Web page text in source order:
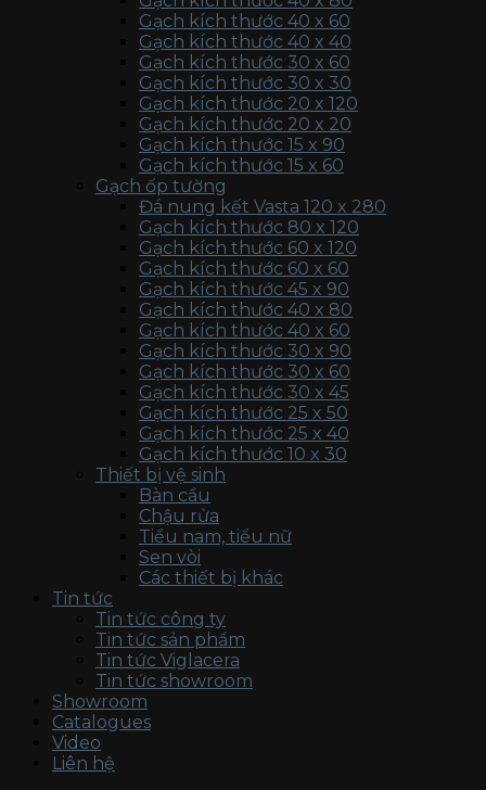
Gạch kích thước 40 x 60
Gạch kích thước 40 x 40
Gạch kích thước 30 x 60
Gạch kích thước 30 x 30
Gạch kích thước 20 x 120
Gạch kích thước 20 x 20
Gạch kích thước 15 x 90
Gạch kích thước 15 x 60
Gạch ốp tường
Đá nung kết Vasta 120 x 280
Gạch kích thước 80 x 120
Gạch kích thước 60 x 120
Gạch kích thước 60 x 60
Gạch kích thước 45 x 90
Gạch kích thước 40 x 80
Gạch kích thước 40 x 60
Gạch kích thước 30 x 90
Gạch kích thước 30 x 60
Gạch kích thước 30 x 45
Gạch kích thước 25 x 50
Gạch kích thước 25 x 40
Gạch kích thước 10 x 30
Thiết bị vệ sinh
Bàn cầu
Chậu rửa
Tiểu nam, tiểu nữ
Sen vòi
Các thiết bị khác
Tin tức
Tin tức công ty
Tin tức sản phẩm
Tin tức Viglacera
Tin tức showroom
Showroom
Catalogues
Video
Liên hệ